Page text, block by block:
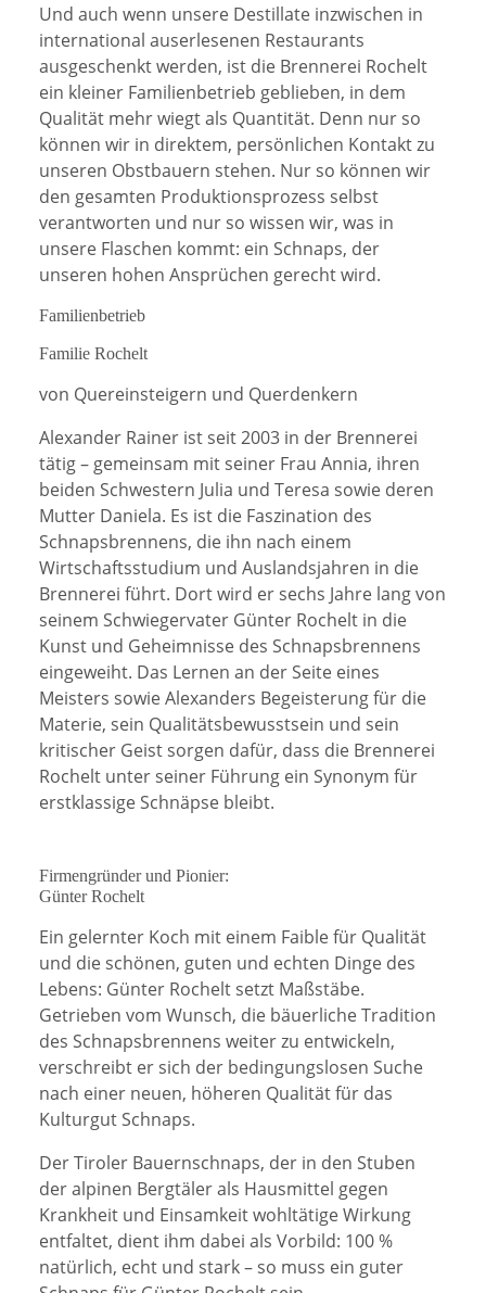
Und auch wenn unsere Destillate inzwischen in
international auserlesenen Restaurants
ausgeschenkt werden, ist die Brennerei Rochelt
ein kleiner Familienbetrieb geblieben, in dem
Qualität mehr wiegt als Quantität. Denn nur so
können wir in direktem, persönlichen Kontakt zu
unseren Obstbauern stehen. Nur so können wir
den gesamten Produktionsprozess selbst
verantworten und nur so wissen wir, was in
unsere Flaschen kommt: ein Schnaps, der
unseren hohen Ansprüchen gerecht wird.
Familienbetrieb
Familie Rochelt
von Quereinsteigern und Querdenkern
Alexander Rainer ist seit 2003 in der Brennerei
tätig – gemeinsam mit seiner Frau Annia, ihren
beiden Schwestern Julia und Teresa sowie deren
Mutter Daniela. Es ist die Faszination des
Schnapsbrennens, die ihn nach einem
Wirtschaftsstudium und Auslandsjahren in die
Brennerei führt. Dort wird er sechs Jahre lang von
seinem Schwiegervater Günter Rochelt in die
Kunst und Geheimnisse des Schnapsbrennens
eingeweiht. Das Lernen an der Seite eines
Meisters sowie Alexanders Begeisterung für die
Materie, sein Qualitätsbewusstsein und sein
kritischer Geist sorgen dafür, dass die Brennerei
Rochelt unter seiner Führung ein Synonym für
erstklassige Schnäpse bleibt.
Firmengründer und Pionier:
Günter Rochelt
Ein gelernter Koch mit einem Faible für Qualität
und die schönen, guten und echten Dinge des
Lebens: Günter Rochelt setzt Maßstäbe.
Getrieben vom Wunsch, die bäuerliche Tradition
des Schnapsbrennens weiter zu entwickeln,
verschreibt er sich der bedingungslosen Suche
nach einer neuen, höheren Qualität für das
Kulturgut Schnaps.
Der Tiroler Bauernschnaps, der in den Stuben
der alpinen Bergtäler als Hausmittel gegen
Krankheit und Einsamkeit wohltätige Wirkung
entfaltet, dient ihm dabei als Vorbild: 100 %
natürlich, echt und stark – so muss ein guter